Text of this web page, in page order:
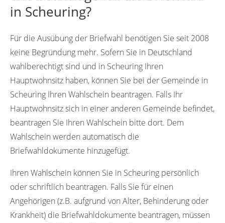
in Scheuring?
Für die Ausübung der Briefwahl benötigen Sie seit 2008
keine Begründung mehr. Sofern Sie in Deutschland
wahlberechtigt sind und in Scheuring Ihren
Hauptwohnsitz haben, können Sie bei der Gemeinde in
Scheuring Ihren Wahlschein beantragen. Falls Ihr
Hauptwohnsitz sich in einer anderen Gemeinde befindet,
beantragen Sie Ihren Wahlschein bitte dort. Dem
Wahlschein werden automatisch die
Briefwahldokumente hinzugefügt.
Ihren Wahlschein können Sie in Scheuring persönlich
oder schriftlich beantragen. Falls Sie für einen
Angehörigen (z.B. aufgrund von Alter, Behinderung oder
Krankheit) die Briefwahldokumente beantragen, müssen